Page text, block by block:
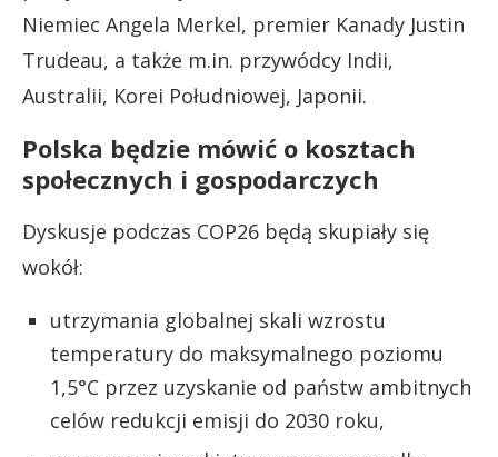
Niemiec Angela Merkel, premier Kanady Justin
Trudeau, a także m.in. przywódcy Indii,
Australii, Korei Południowej, Japonii.
Polska będzie mówić o kosztach
społecznych i gospodarczych
Dyskusje podczas COP26 będą skupiały się
wokół:
utrzymania globalnej skali wzrostu
temperatury do maksymalnego poziomu
1,5°C przez uzyskanie od państw ambitnych
celów redukcji emisji do 2030 roku,